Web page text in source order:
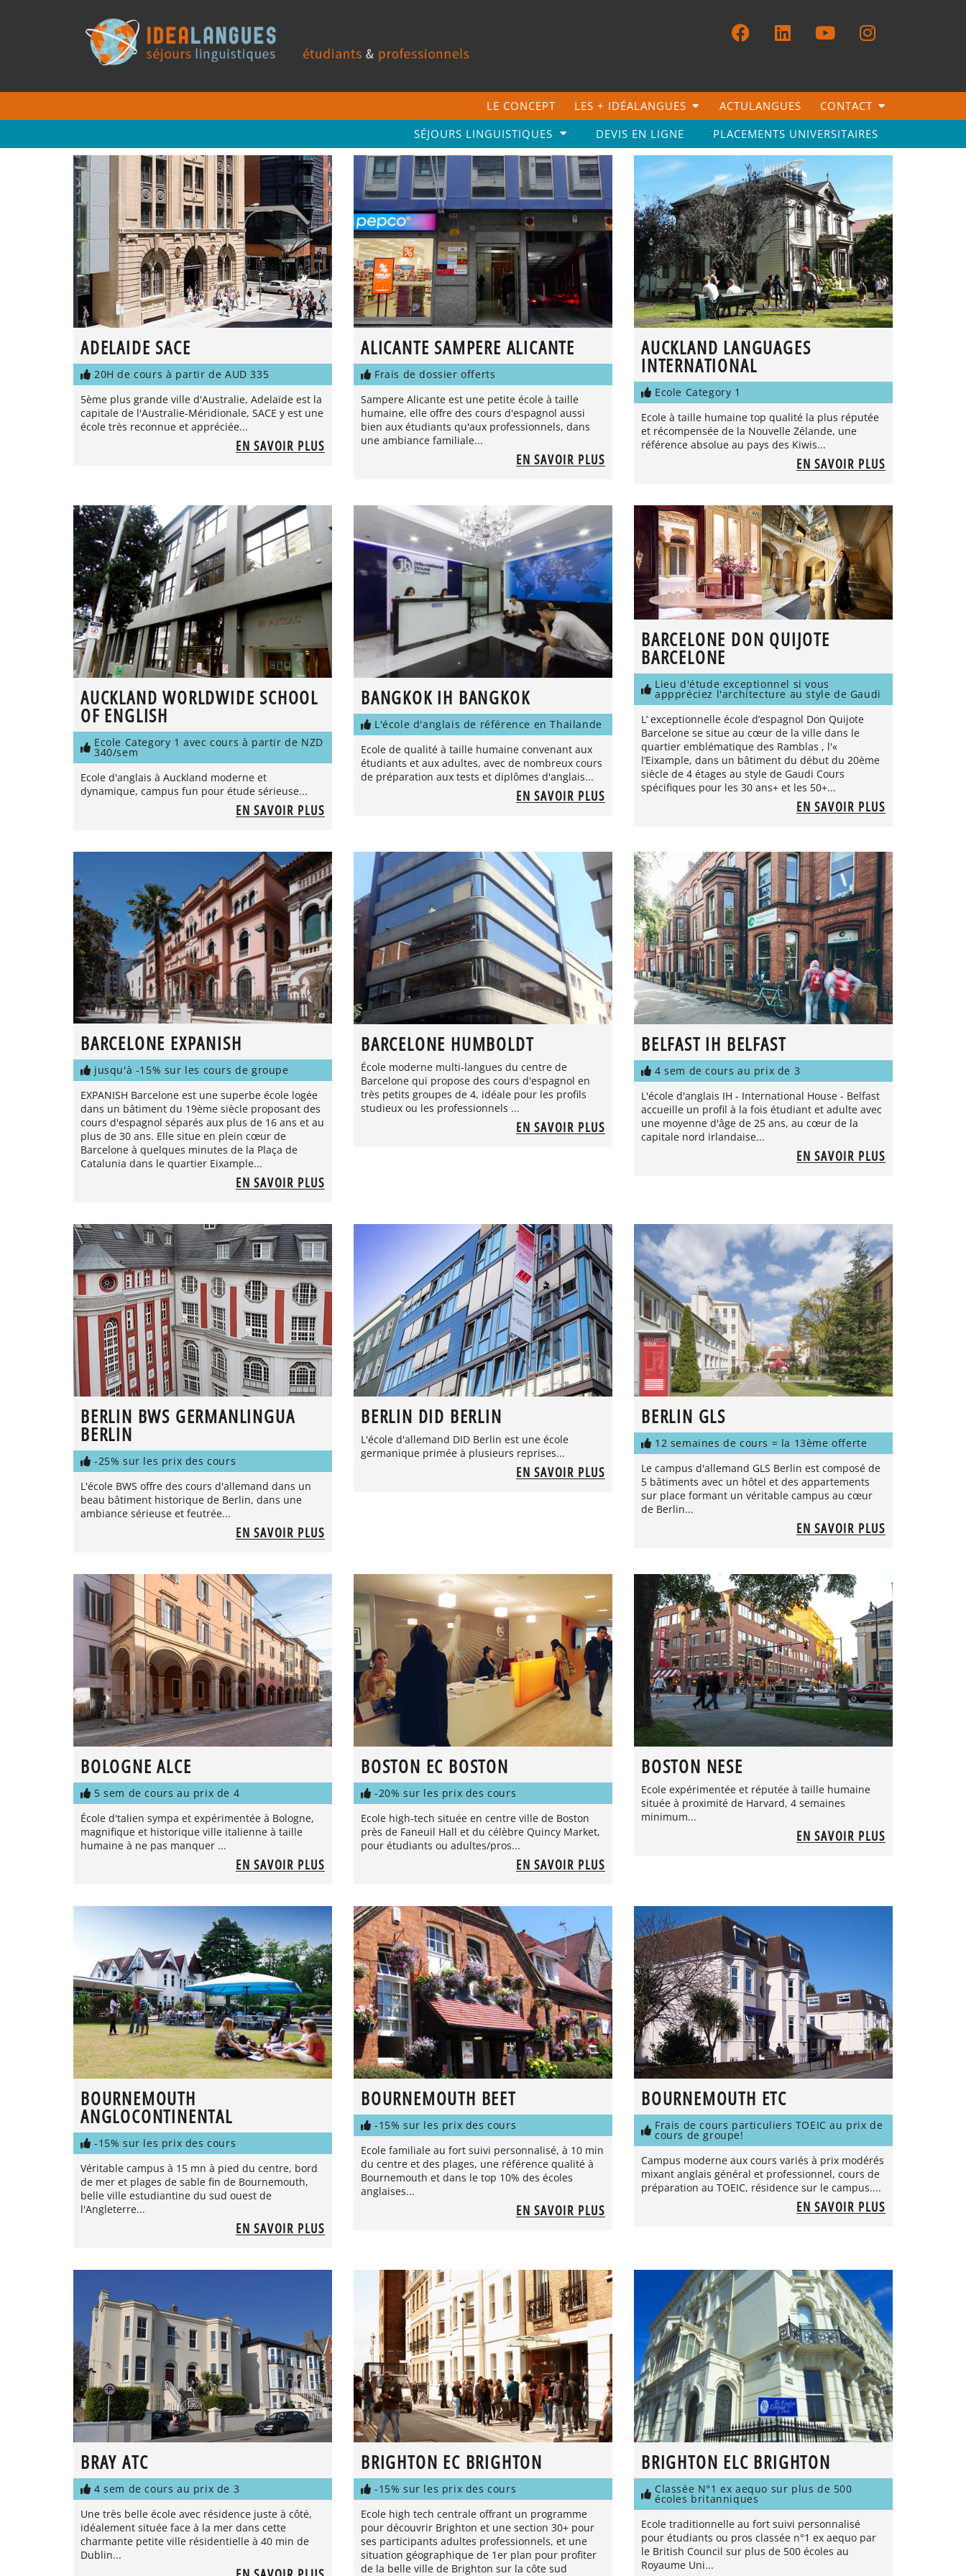
LE CONCEPT LES + IDÉALANGUES ACTULANGUES
CONTACT
SÉJOURS LINGUISTIQUES
DEVIS EN LIGNE PLACEMENTS UNIVERSITAIRES
ADELAIDE SACE
20H de cours à partir de AUD 335
5ème plus grande ville d'Australie, Adelaïde est la
capitale de l'Australie-Méridionale, SACE y est une
école très reconnue et appréciée...
EN SAVOIR PLUS
ALICANTE SAMPERE ALICANTE
Frais de dossier offerts
Sampere Alicante est une petite école à taille
humaine, elle offre des cours d'espagnol aussi
bien aux étudiants qu'aux professionnels, dans
une ambiance familiale...
EN SAVOIR PLUS
AUCKLAND LANGUAGES
INTERNATIONAL
Ecole Category 1
Ecole à taille humaine top qualité la plus réputée
et récompensée de la Nouvelle Zélande, une
référence absolue au pays des Kiwis...
EN SAVOIR PLUS
AUCKLAND WORLDWIDE SCHOOL
OF ENGLISH
Ecole Category 1 avec cours à partir de NZD
340/sem
Ecole d'anglais à Auckland moderne et
dynamique, campus fun pour étude sérieuse...
EN SAVOIR PLUS
BANGKOK IH BANGKOK
L'école d'anglais de référence en Thailande
Ecole de qualité à taille humaine convenant aux
étudiants et aux adultes, avec de nombreux cours
de préparation aux tests et diplômes d'anglais...
EN SAVOIR PLUS
BARCELONE DON QUIJOTE
BARCELONE
Lieu d'étude exceptionnel si vous
apppréciez l'architecture au style de Gaudi
L’ exceptionnelle école d’espagnol Don Quijote
Barcelone se situe au cœur de la ville dans le
quartier emblématique des Ramblas , l'«
l’Eixample, dans un bâtiment du début du 20ème
siècle de 4 étages au style de Gaudi Cours
spécifiques pour les 30 ans+ et les 50+...
EN SAVOIR PLUS
BARCELONE EXPANISH
jusqu'à -15% sur les cours de groupe
EXPANISH Barcelone est une superbe école logée
dans un bâtiment du 19ème siècle proposant des
cours d'espagnol séparés aux plus de 16 ans et au
plus de 30 ans. Elle situe en plein cœur de
Barcelone à quelques minutes de la Plaça de
Catalunia dans le quartier Eixample...
EN SAVOIR PLUS
BARCELONE HUMBOLDT
École moderne multi-langues du centre de
Barcelone qui propose des cours d'espagnol en
très petits groupes de 4, idéale pour les profils
studieux ou les professionnels ...
EN SAVOIR PLUS
BELFAST IH BELFAST
4 sem de cours au prix de 3
L'école d'anglais IH - International House - Belfast
accueille un profil à la fois étudiant et adulte avec
une moyenne d'âge de 25 ans, au cœur de la
capitale nord irlandaise...
EN SAVOIR PLUS
BERLIN BWS GERMANLINGUA
BERLIN
-25% sur les prix des cours
L'école BWS offre des cours d'allemand dans un
beau bâtiment historique de Berlin, dans une
ambiance sérieuse et feutrée...
EN SAVOIR PLUS
BERLIN DID BERLIN
L'école d'allemand DID Berlin est une école
germanique primée à plusieurs reprises...
EN SAVOIR PLUS
BERLIN GLS
12 semaines de cours = la 13ème offerte
Le campus d'allemand GLS Berlin est composé de
5 bâtiments avec un hôtel et des appartements
sur place formant un véritable campus au cœur
de Berlin...
EN SAVOIR PLUS
BOLOGNE ALCE
5 sem de cours au prix de 4
École d'talien sympa et expérimentée à Bologne,
magnifique et historique ville italienne à taille
humaine à ne pas manquer ...
EN SAVOIR PLUS
BOSTON EC BOSTON
-20% sur les prix des cours
Ecole high-tech située en centre ville de Boston
près de Faneuil Hall et du célèbre Quincy Market,
pour étudiants ou adultes/pros...
EN SAVOIR PLUS
BOSTON NESE
Ecole expérimentée et réputée à taille humaine
située à proximité de Harvard, 4 semaines
minimum...
EN SAVOIR PLUS
BOURNEMOUTH
ANGLOCONTINENTAL
-15% sur les prix des cours
Véritable campus à 15 mn à pied du centre, bord
de mer et plages de sable fin de Bournemouth,
belle ville estudiantine du sud ouest de
l'Angleterre...
EN SAVOIR PLUS
BOURNEMOUTH BEET
-15% sur les prix des cours
Ecole familiale au fort suivi personnalisé, à 10 min
du centre et des plages, une référence qualité à
Bournemouth et dans le top 10% des écoles
anglaises...
EN SAVOIR PLUS
BOURNEMOUTH ETC
Frais de cours particuliers TOEIC au prix de
cours de groupe!
Campus moderne aux cours variés à prix modérés
mixant anglais général et professionnel, cours de
préparation au TOEIC, résidence sur le campus....
EN SAVOIR PLUS
BRAY ATC
4 sem de cours au prix de 3
Une très belle école avec résidence juste à côté,
idéalement située face à la mer dans cette
charmante petite ville résidentielle à 40 min de
Dublin...
BRIGHTON EC BRIGHTON
-15% sur les prix des cours
Ecole high tech centrale offrant un programme
pour découvrir Brighton et une section 30+ pour
ses participants adultes professionnels, et une
situation géographique de 1er plan pour profiter
de la belle ville de Brighton sur la côte sud
BRIGHTON ELC BRIGHTON
Classée N°1 ex aequo sur plus de 500
écoles britanniques
Ecole traditionnelle au fort suivi personnalisé
pour étudiants ou pros classée n°1 ex aequo par
le British Council sur plus de 500 écoles au
Royaume Uni...